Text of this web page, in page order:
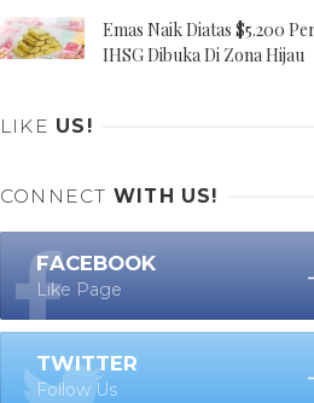
Emas Naik Diatas $5.200
IHSG Dibuka Di Zona Hijau
LIKE US!
CONNECT WITH US!
FACEBOOK
Like Page
TWITTER
Follow Us